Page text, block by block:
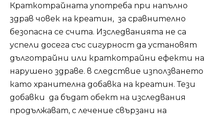
Краткотрайната употреба при напълно
здрав човек на креатин, за сравнително
безопасна се счита. Изследванията не са
успели досега със сигурност да установят
дълготрайни или краткотрайни ефекти на
нарушено здраве. в следствие използването
като хранителна добавка на креатин. Тези
добавки да бъдат обект на изследвания
продължават, с лечение свързани на